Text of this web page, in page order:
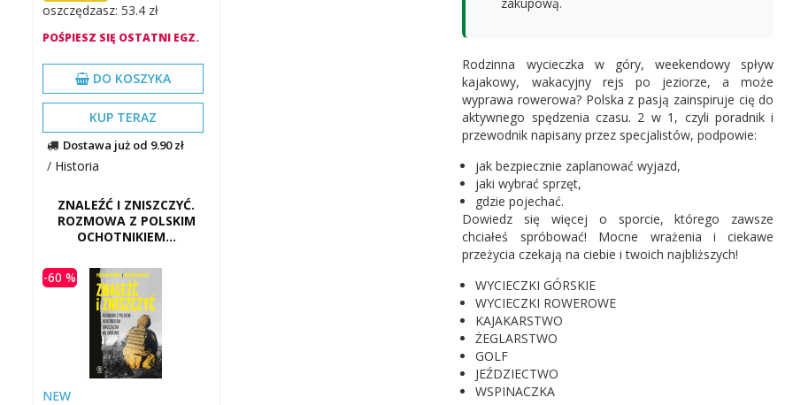
oszczędzasz: 53.4 zł
POŚPIESZ SIĘ OSTATNI EGZ.
DO KOSZYKA
KUP TERAZ
Dostawa już od 9.90 zł
/ Historia
ZNALEŹĆ I ZNISZCZYĆ.
ROZMOWA Z POLSKIM
OCHOTNIKIEM...
-60 %
NEW
Rodzinna wycieczka w góry, weekendowy spływ
kajakowy, wakacyjny rejs po jeziorze, a może
wyprawa rowerowa? Polska z pasją zainspiruje cię do
aktywnego spędzenia czasu. 2 w 1, czyli poradnik i
przewodnik napisany przez specjalistów, podpowie:
jak bezpiecznie zaplanować wyjazd,
jaki wybrać sprzęt,
gdzie pojechać.
Dowiedz się więcej o sporcie, którego zawsze
chciałeś spróbować! Mocne wrażenia i ciekawe
przeżycia czekają na ciebie i twoich najbliższych!
WYCIECZKI GÓRSKIE
WYCIECZKI ROWEROWE
KAJAKARSTWO
ŻEGLARSTWO
GOLF
JEŹDZIECTWO
WSPINACZKA